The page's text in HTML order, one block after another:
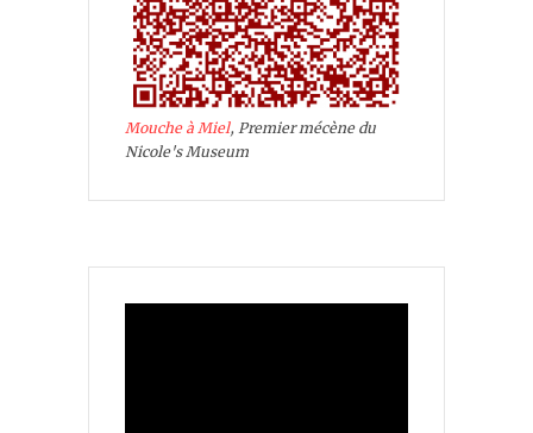
Mouche à Miel, Premier mécène du
Nicole's Museum